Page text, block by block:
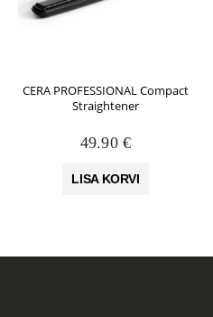
CERA PROFESSIONAL Compact
Straightener
49.90 €
LISA KORVI